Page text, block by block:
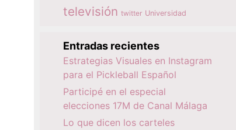
televisión twitter Universidad
Entradas recientes
Estrategias Visuales en Instagram
para el Pickleball Español
Participé en el especial
elecciones 17M de Canal Málaga
Lo que dicen los carteles